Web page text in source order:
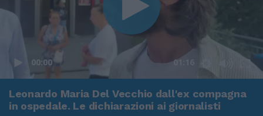
00:00 01:16
Leonardo Maria Del Vecchio dall'ex compagna
in ospedale. Le dichiarazioni ai giornalisti